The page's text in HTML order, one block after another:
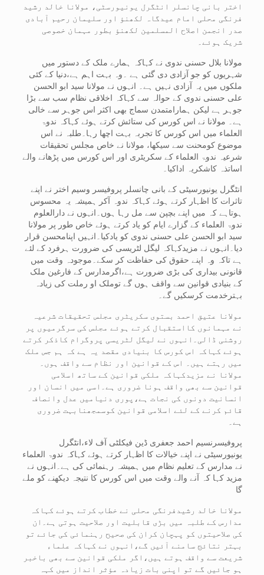
اختر بانی چانسلر انٹگرل یونیورسٹی، مولانا خالد رشید
فرنگی محلی امام عیدگاہ لکھنؤ اور سلیمان رحیم آبادی
صدر انجمن اصلاح المسلمین لکھنؤ بطور مہمان خصوصی
شریک ہوئے۔
مولانا بلال حسنی ندوی نے کہاکہ ہمارے ملک کے دستور میں
شہریوں کو جو آزادی دی گئی ہے ۔وہ بہت اہم ہے،دنیا کے کئی
ملکوں میں یہ آزادی نہیں ہے۔ انہوں نے مولانا سید ابو الحسن
علی حسنی ندوی کے حوالہ سے کہاکہ اخلاقی نظام سب سے بڑا
جوہر ہے لیکن ہمارامتمدن سماج بھی اکثر اس جوہر سے خالی
ہے۔ مولانا نے اس کورس کی ستائش کرتے ہوئے کہاکہ ندوۃ
العلماء میں اس کورس کا تجربہ بہت اچھا رہا۔طلبہ نے اس
موضوع کومحنت سے سیکھا، مولانا نے خاص مجلس تحقیقات
شرعیہ ندوۃ العلماء کے سکریٹری اور اس کورس میں پڑھانے والے
اساتذہ کاشکریہ اداکیا۔
انٹگرل یونیورسیٹی کے بانی چانسلر پروفیسر وسیم اختر نے اپنے
تاثرات کا اظہار کرتے ہوئے کہاکہ ندوہ آکر ہمیشہ یہ محسوس
ہوتاہے کہ میں اپنے بچپن سے مل رہا ہوں۔انہوں نے دارالعلوم
ندوۃ العلماء کے گزارے ایام کو یاد کرتے ہوئے خاص طور پر مولانا
سید ابو الحسن علی حسنی ندوی کو یادکیا۔انہیں اپنامحسن قرار
دیا۔انہوں نے مزیدکہاکہ لیگل لٹریسی کی ضرورت ہرفرد کے لئے
ہے تاکہ وہ اپنے حقوق کی حفاظت کر سکے۔موجودہ وقت میں
قانونی بیداری کی بڑی ضرورت ہے،اگرمدارس کے فارغین ملک
کے بنیادی قوانین سے واقف ہوں گے توملک او رملت کی زیادہ
بہترخدمت کرسکیں گے۔
مولانا عتیق احمد بستوی سکریٹری مجلس تحقیقات شرعیہ
نے مہمانوں کااستقبال کرتے ہوئے مجلس کی سرگرمیوں پر
روشنی ڈالی۔انہوں نے لیگل لٹریسی پروگرام کاذکر کرتے
ہوئے کہاکہ اس کورس کا بنیادی مقصد یہ ہے کہ ہم جس ملک
میں رہتے ہیں۔ اس کے قوانین اور نظام سے واقف ہوں۔
مولانا نے مزیدکہاکہ ملکی قوانین کے ساتھ اسلامی
قوانین سے بھی واقف ہونا ضروری ہے۔اسی میں انسان اور
انسانیت دونوں کی نجات ہے،پوری دنیامیں عدل وانصاف
قائم کرنے کے لئے اسلامی قوانین کوسمجھنابہت ضروری
ہے۔
پروفیسرنسیم احمد جعفری ڈین فیکلٹی آف لاء،انٹگرل
یونیورسیٹی نے اپنے خیالات کا اظہار کرتے ہوئے کہاکہ ندوۃ العلماء
نے مدارس کے تعلیم نظام میں ہمیشہ رہنمائی کی ہے۔انہوں نے
مزید کہا کہ آنے والے وقت میں اس کورس کا نتیجہ دیکھنے کو ملے
گا
مولانا خالد رشیدفرنگی محلی نے خطاب کرتے ہوئے کہاکہ
مدارس کے طلبہ میں بڑی قابلیت اور صلاحیت ہوتی ہے۔ان
کی صلاحیتوں کو پہچان کران کی صحیح رہنمائی کی جائے تو
بہتر نتائج سامنے آئیں گے،انہوں نے کہاکہ علماء
شریعت سے واقف ہوتے ہیں،اگر ملکی قوانین سے بھی باخبر
ہو جائیں گے تو اپنی بات زیادہ مؤثر انداز میں کہہ